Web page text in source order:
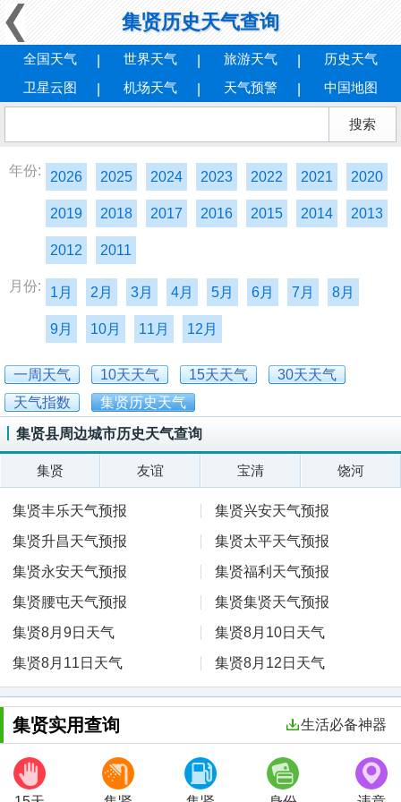
集贤历史天气查询
全国天气 世界天气 旅游天气
历史天气
卫星云图
机场天气 天气预警 中国地图
年份: 2026 2025 2024 2023 2022 2021 2020
2019 2018 2017 2016 2015 2014 2013
2012 2011
月份: 1月 2月 3月 4月 5月 6月 7月 8月
9月 10月 11月 12月
一周天气 10天天气 15天天气
30天天气
天气指数
集贤历史天气
集贤县周边城市历史天气查询
集贤 友谊 宝清 饶河
集贤丰乐天气预报
集贤兴安天气预报
集贤升昌天气预报
集贤太平天气预报
集贤永安天气预报
集贤福利天气预报
集贤腰屯天气预报
集贤集贤天气预报
集贤8月9日天气
集贤8月10日天气
集贤8月11日天气
集贤8月12日天气
集贤实用查询 生活必备神器